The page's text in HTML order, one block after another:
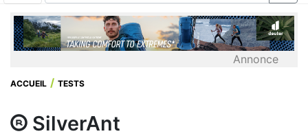
Annonce
ACCUEIL TESTS
SilverAnt